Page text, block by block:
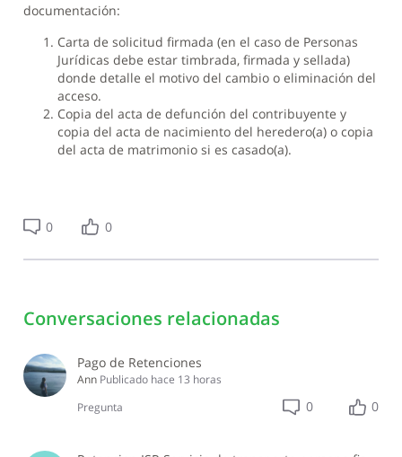
documentación:
Carta de solicitud firmada (en el caso de Personas
Jurídicas debe estar timbrada, firmada y sellada)
donde detalle el motivo del cambio o eliminación del
acceso.
Copia del acta de defunción del contribuyente y
copia del acta de nacimiento del heredero(a) o copia
del acta de matrimonio si es casado(a).
0 0
Conversaciones relacionadas
Pago de Retenciones
Ann Publicado hace 13 horas
Pregunta
0 0